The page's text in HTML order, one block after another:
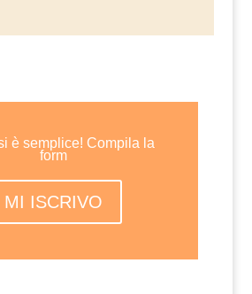
è semplice! Compila la
form
MI ISCRIVO